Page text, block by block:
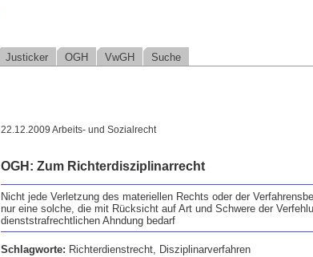
Justicker OGH VwGH Suche
22.12.2009 Arbeits- und Sozialrecht
OGH: Zum Richterdisziplinarrecht
Nicht jede Verletzung des materiellen Rechts oder der
nur eine solche, die mit Rücksicht auf Art und Schwere der
dienststrafrechtlichen Ahndung bedarf
Schlagworte: Richterdienstrecht, Disziplinarverfahren